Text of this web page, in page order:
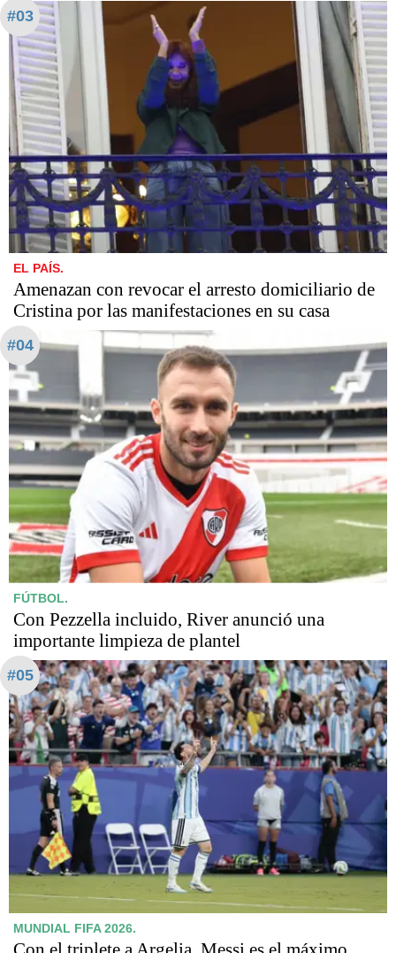
#03
EL PAÍS.
Amenazan con revocar el arresto domiciliario de
Cristina por las manifestaciones en su casa
#04
FÚTBOL.
Con Pezzella incluido, River anunció una
importante limpieza de plantel
#05
MUNDIAL FIFA 2026.